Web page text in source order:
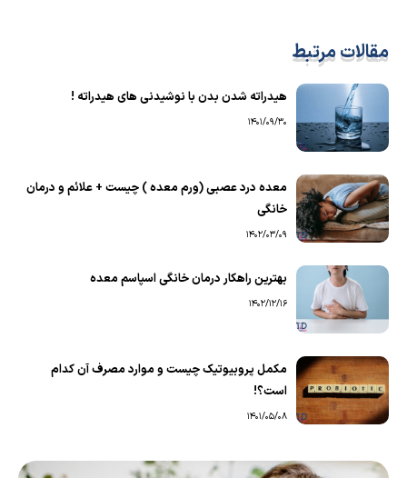
مقالات مرتبط
هیدراته شدن بدن با نوشیدنی های هیدراته !
1401/09/30
معده درد عصبی (ورم معده ) چیست + علائم و درمان
خانگی
1402/03/09
بهترین راهکار درمان خانگی اسپاسم معده
1402/12/16
مکمل پروبیوتیک چیست و موارد مصرف آن کدام
است؟!
1401/05/08